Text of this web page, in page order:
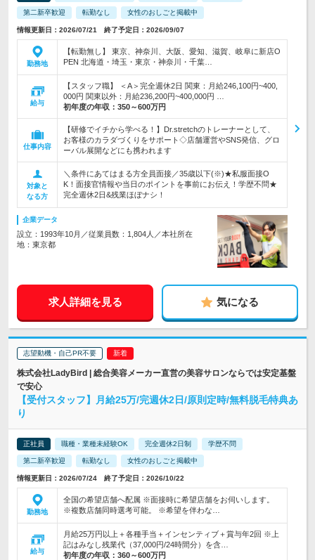
第二新卒歓迎 転勤なし 女性のおしごと掲載中
情報更新日：2026/07/21 終了予定日：2026/09/07
勤務地
【転勤無し】 東京、神奈川、大阪、愛知、滋賀、岐阜に新店O
PEN 北海道・埼玉・東京・神奈川・千葉…
給与
【スタッフ職】 ＜A＞完全週休2日 関東：月給246,100円~400,
000円 関東以外：月給236,200円~400,000円 …
初年度の年収： 350～600万円
仕事内容
【研修でイチから学べる！】Dr.stretchのトレーナーとして、
お客様のカラダづくりをサポート◇店舗運営やSNS発信、グロ
ーバル展開などにも携われます
対象と
なる方
＼条件にあてはまる方全員面接／35歳以下(※)★私服面接O
K！面接官情報や当日のポイントを事前にお伝え！学歴不問★
完全週休2日&残業ほぼナシ！
企業データ
設立：1993年10月／従業員数：1,804人／本社所在
地：東京都
求人詳細を見る 気になる
志望動機・自己PR不要
株式会社LadyBird | 総合美容メーカー直営の美容サロンならでは安定基盤
で安心
【受付スタッフ】月給25万/完週休2日/原則定時/無料脱毛特典あ
り
正社員 職種・業種未経験OK 完全週休2日制 学歴不問
第二新卒歓迎 転勤なし 女性のおしごと掲載中
情報更新日：2026/07/24 終了予定日：2026/10/22
勤務地
全国の希望店舗へ配属 ※面接時に希望店舗をお伺いします。
※複数店舗同時選考可能。 ※希望を伴わな…
給与
月給25万円以上＋各種手当＋インセンティブ＋賞与年2回 ※上
記はみなし残業代（37,000円/24時間分）を含…
初年度の年収： 360～600万円